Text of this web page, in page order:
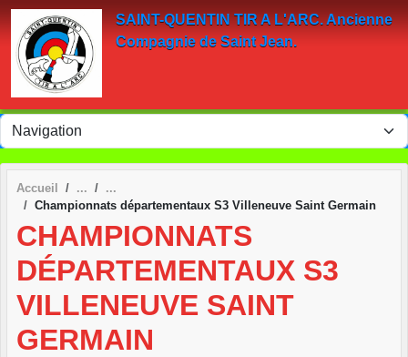
SAINT-QUENTIN TIR A L'ARC. Ancienne
Compagnie de Saint Jean.
Accueil
Championnats départementaux S3 Villeneuve Saint Germain
CHAMPIONNATS
DÉPARTEMENTAUX S3
VILLENEUVE SAINT
GERMAIN
Panneau de gestion des cookies